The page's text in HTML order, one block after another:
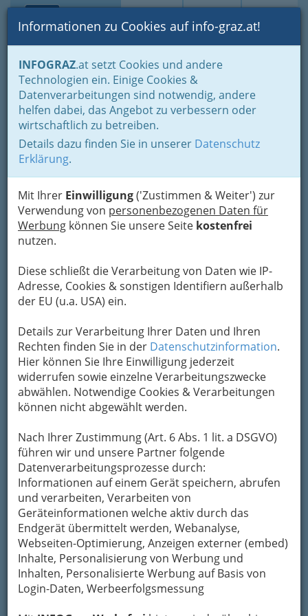
Suche Login Toggle
Informationen zu Cookies auf info-graz.at!
INFOGRAZ.at setzt Cookies und andere
Technologien ein. Einige Cookies &
Datenverarbeitungen sind notwendig, andere
helfen dabei, das Angebot zu verbessern oder
wirtschaftlich zu betreiben.
Details dazu finden Sie in unserer Datenschutz
Erklärung.
Mit Ihrer Einwilligung('Zustimmen & Weiter') zur
Verwendung von personenbezogenen Daten für
Werbung können Sie unsere Seite kostenfrei
nutzen.
Diese schließt die Verarbeitung von Daten wie IP-
Adresse, Cookies & sonstigen Identifiern außerhalb
der EU (u.a. USA) ein.
Details zur Verarbeitung Ihrer Daten und Ihren
Rechten finden Sie in der Datenschutzinformation.
Hier können Sie Ihre Einwilligung jederzeit
widerrufen sowie einzelne Verarbeitungszwecke
abwählen. Notwendige Cookies & Verarbeitungen
können nicht abgewählt werden.
Nach Ihrer Zustimmung (Art. 6 Abs. 1 lit. a DSGVO)
führen wir und unsere Partner folgende
Datenverarbeitungsprozesse durch:
Informationen auf einem Gerät speichern, abrufen
und verarbeiten, Verarbeiten von
Geräteinformationen welche aktiv durch das
Endgerät übermittelt werden, Webanalyse,
Webseiten-Optimierung, Anzeigen externer (embed)
Inhalte, Personalisierung von Werbung und
Inhalten, Personalisierte Werbung auf Basis von
Login-Daten, Werbeerfolgsmessung
Home Lifestyle
Gesundheit, Internet, Mode,
Sport, Lesen, Essen: Das
alles ist Lifestyle - auch in
Graz und Umgebung
Suche nach Gutscheinen & Rabattcodes – Marke
oder Produkt eingeben
Was ist Lifestyle? Die Antwort auf
diese Frage ist breit gefächert
und jeder definiert den
Lebensstil für sich selbst.
Design ist gerade in Graz, der ‚City of Design‘ ein ganz
wesentliches Merkmal von Lifestyle.
Lifestyle, oder auf Deutsch Lebensstil.
Was ist das genau?
Darauf könnte man sagen: „Gute Frage –
nächste Frage“.☺Es gibt allerdings schon
Definitionen bzw. Versuche, den Begriff zu
definieren.